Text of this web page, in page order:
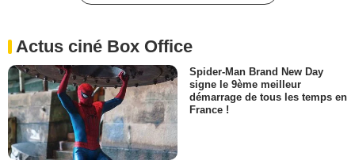
Actus ciné Box Office
Spider-Man Brand New Day
signe le 9ème meilleur
démarrage de tous les temps en
France !